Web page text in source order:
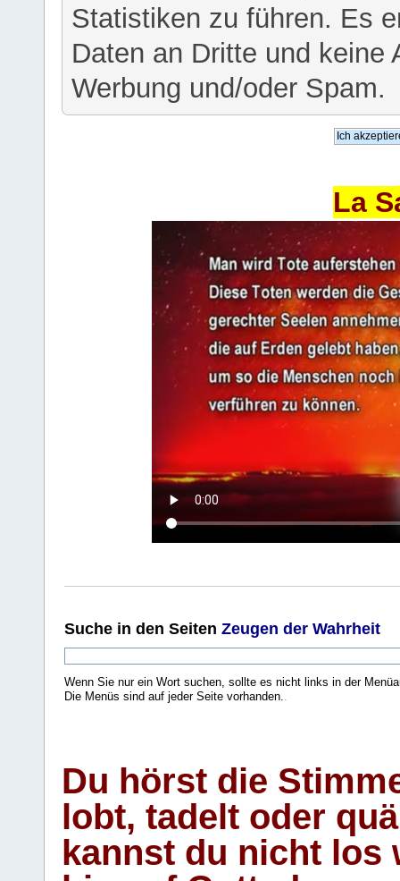
Statistiken zu führen. Es
Daten an Dritte und keine
Werbung und/oder Spam.
La
Suche in den Seiten Zeugen der Wahrheit
Wenn Sie nur ein Wort suchen, sollte es nicht links in der
Die Menüs sind auf jeder Seite vorhanden..
Du hörst die
lobt, tadelt oder
kannst du nicht los